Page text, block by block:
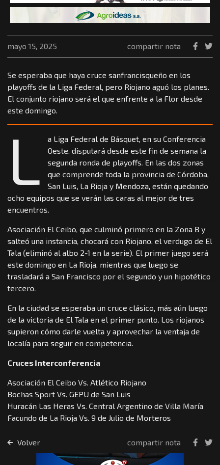
mayo 15, 2025 compartir nota
Se esperaba que haya cruce sanfrancisqueño en los
playoffs de la Liga Federal, pero Riojano aguó los planes.
El conjunto riojano será el que enfrente a la Flor desde
este domingo.
L
a Liga Federal de Básquet, en su Conferencia
Oeste, disputará desde este fin de semana la
segunda ronda de playoffs. En las dos zonas
que comprende toda la provincia de Córdoba,
San Luis, La Rioja y Mendoza, están quedando
ocho equipos que se verán las caras al mejor de tres
encuentros.
Asociación El Ceibo, que culminó primero en la Zona B y
salteó una instancia, chocará con Riojano, el verdugo de El
Tala (eliminó al albo 2-1 en la serie). El primer juego será
este domingo en La Rioja, mientras que luego se
trasladará a San Francisco por el segundo y un hipotético
tercero.
En la ciudad se esperaba un cruce clásico, más aún luego
de la victoria de El Tala en el primer punto. Los riojanos
supieron cómo darle vuelta y aprovechar la ventaja de
localía para seguir en competencia.
Cruces Interconferencia
Asociación El Ceibo Vs. Atlético Riojano
Bochas Sport Vs. GEPU de San Luis
Huracán Las Heras Vs. Central Argentino de Villa María
Facundo de La Rioja Vs. 9 de Julio de Morteros
Volver compartir nota